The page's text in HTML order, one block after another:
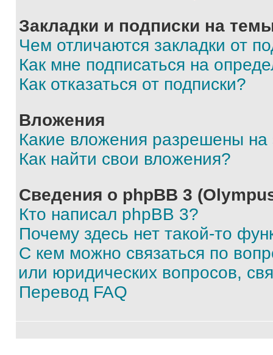
Закладки и подписки на
Чем отличаются закладки от
Как мне подписаться на
Как отказаться от подписки?
Вложения
Какие вложения разрешены
Как найти свои вложения?
Сведения о phpBB 3
Кто написал phpBB 3?
Почему здесь нет такой-то
С кем можно связаться по
или юридических вопросов,
Перевод FAQ